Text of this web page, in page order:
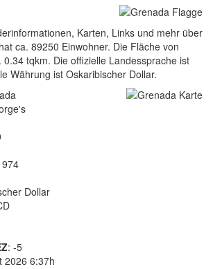
Karten, Links und mehr über
ca. 89250 Einwohner. Die Fläche von
tqkm. Die offizielle Landessprache ist
Währung ist Oskaribischer Dollar.
Dollar
: -5
2026 6:37h